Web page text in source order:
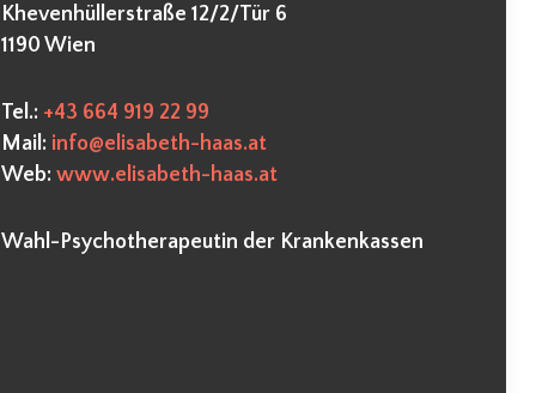
Khevenhüllerstraße 12/2/Tür 6
1190 Wien
Tel.: +43 664 919 22 99
Mail: info@elisabeth-haas.at
Web:www.elisabeth-haas.at
Wahl-Psychotherapeutin der Krankenkassen